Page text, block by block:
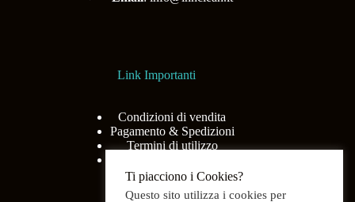
Link Importanti
Condizioni di vendita
Pagamento & Spedizioni
Termini di utilizzo
Ti piacciono i Cookies?
Questo sito utilizza i cookies per